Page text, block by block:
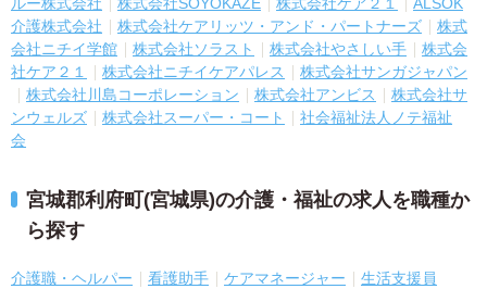
ルー株式会社
株式会社SOYOKAZE 株式会社ケア２１
ALSOK
介護株式会社
株式会社ケアリッツ・アンド・パートナーズ
株式
会社ニチイ学館
株式会社ソラスト 株式会社やさしい手
株式会
社ケア２１
株式会社ニチイケアパレス
株式会社サンガジャパン
株式会社川島コーポレーション
株式会社アンビス
株式会社サ
ンウェルズ
株式会社スーパー・コート
社会福祉法人ノテ福祉
会
宮城郡利府町(宮城県)の介護・福祉の求人を職種か
ら探す
介護職・ヘルパー 看護助手 ケアマネージャー 生活支援員